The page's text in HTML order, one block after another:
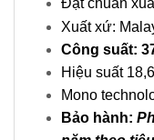
Đạt chuẩn
Xuất xứ:
Công suất:
Hiệu suất
Mono
Bảo hành: